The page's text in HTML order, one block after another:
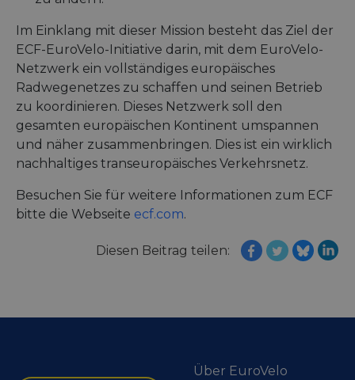
Im Einklang mit dieser Mission besteht das Ziel der
ECF-EuroVelo-Initiative darin, mit dem EuroVelo-
Netzwerk ein vollständiges europäisches
Radwegenetzes zu schaffen und seinen Betrieb
zu koordinieren. Dieses Netzwerk soll den
gesamten europäischen Kontinent umspannen
und näher zusammenbringen. Dies ist ein wirklich
nachhaltiges transeuropäisches Verkehrsnetz.
Besuchen Sie für weitere Informationen zum ECF
bitte die Webseite ecf.com.
Diesen Beitrag teilen:
Über EuroVelo
Unbedingt erforderlich
Performance
Targeting
Funktionalität Unklassifizierte
Unbedingt erforderliche Cookies ermöglichen
wesentliche Kernfunktionen der Website wie die
Benutzeranmeldung und die Kontoverwaltung.
die Website nicht ordnungsgemäß verwendet
werden.
csrftoken
.instagram.com
1 Jahr 1
Monat
gleam.io
42 Sekunden